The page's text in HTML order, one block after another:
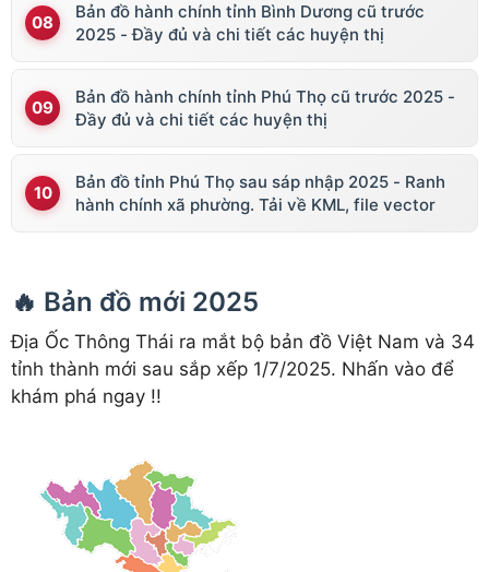
Bản đồ hành chính tỉnh Bình Dương cũ trước
2025 - Đầy đủ và chi tiết các huyện thị
Bản đồ hành chính tỉnh Phú Thọ cũ trước 2025 -
Đầy đủ và chi tiết các huyện thị
Bản đồ tỉnh Phú Thọ sau sáp nhập 2025 - Ranh
hành chính xã phường. Tải về KML, file vector
🔥 Bản đồ mới 2025
Địa Ốc Thông Thái ra mắt bộ bản đồ Việt Nam và 34
tỉnh thành mới sau sắp xếp 1/7/2025. Nhấn vào để
khám phá ngay !!